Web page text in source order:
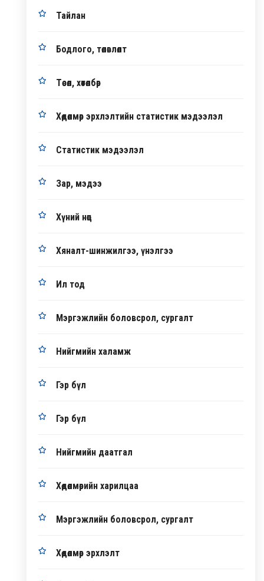
Тайлан
Бодлого, төлөвлөлт
Төсөл, хөтөлбөр
Хөдөлмөр эрхлэлтийн статистик мэдээлэл
Статистик мэдээлэл
Зар, мэдээ
Хүний нөөц
Хяналт-шинжилгээ, үнэлгээ
Ил тод
Мэргэжлийн боловсрол, сургалт
Нийгмийн халамж
Гэр бүл
Гэр бүл
Нийгмийн даатгал
Хөдөлмөрийн харилцаа
Мэргэжлийн боловсрол, сургалт
Хөдөлмөр эрхлэлт